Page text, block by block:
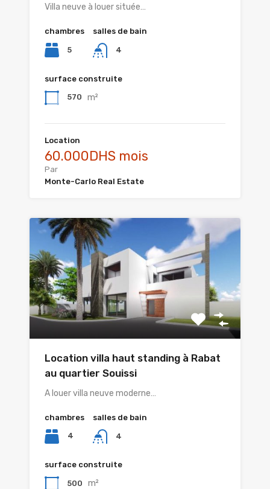
Villa neuve à louer située…
chambres
5
salles de bain
4
surface construite
570 m²
Location
60.000DHS mois
Par
Monte-Carlo Real Estate
Location villa haut standing à Rabat
au quartier Souissi
A louer villa neuve moderne…
chambres
4
salles de bain
4
surface construite
500 m²